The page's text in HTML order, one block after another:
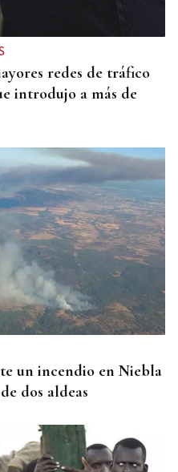
redes de tráfico
introdujo a más de
un incendio en Niebla
dos aldeas